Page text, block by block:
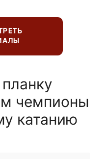
чемпионы
катанию